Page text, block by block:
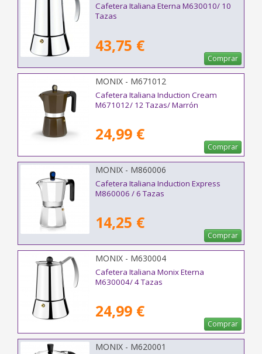
Cafetera Italiana Eterna M630010/ 10
Tazas
43,75 €
Comprar
MONIX - M671012
Cafetera Italiana Induction Cream
M671012/ 12 Tazas/ Marrón
24,99 €
Comprar
MONIX - M860006
Cafetera Italiana Induction Express
M860006 / 6 Tazas
14,25 €
Comprar
MONIX - M630004
Cafetera Italiana Monix Eterna
M630004/ 4 Tazas
24,99 €
Comprar
MONIX - M620001